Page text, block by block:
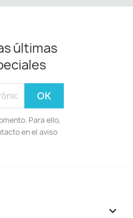
últimas
Para ello,
en el aviso
